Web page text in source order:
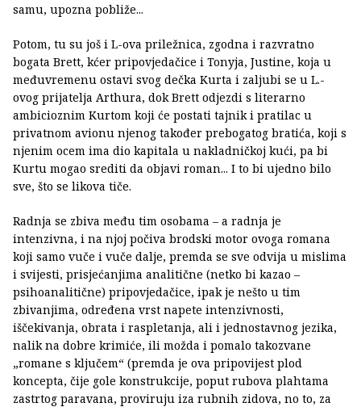
samu, upozna pobliže...
Potom, tu su još i L-ova priležnica, zgodna i razvratno
bogata Brett, kćer pripovjedačice i Tonyja, Justine, koja u
međuvremenu ostavi svog dečka Kurta i zaljubi se u L.-
ovog prijatelja Arthura, dok Brett odjezdi s literarno
ambicioznim Kurtom koji će postati tajnik i pratilac u
privatnom avionu njenog također prebogatog bratića, koji s
njenim ocem ima dio kapitala u nakladničkoj kući, pa bi
Kurtu mogao srediti da objavi roman... I to bi ujedno bilo
sve, što se likova tiče.
Radnja se zbiva među tim osobama – a radnja je
intenzivna, i na njoj počiva brodski motor ovoga romana
koji samo vuče i vuče dalje, premda se sve odvija u mislima
i svijesti, prisjećanjima analitične (netko bi kazao –
psihoanalitične) pripovjedačice, ipak je nešto u tim
zbivanjima, određena vrst napete intenzivnosti,
iščekivanja, obrata i raspletanja, ali i jednostavnog jezika,
nalik na dobre krimiće, ili možda i pomalo takozvane
„romane s ključem“ (premda je ova pripovijest plod
koncepta, čije gole konstrukcije, poput rubova plahtama
zastrtog paravana, proviruju iza rubnih zidova, no to, za